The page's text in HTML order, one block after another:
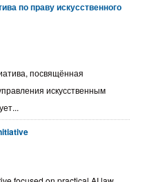
по праву искусственного
посвящённая
искусственным